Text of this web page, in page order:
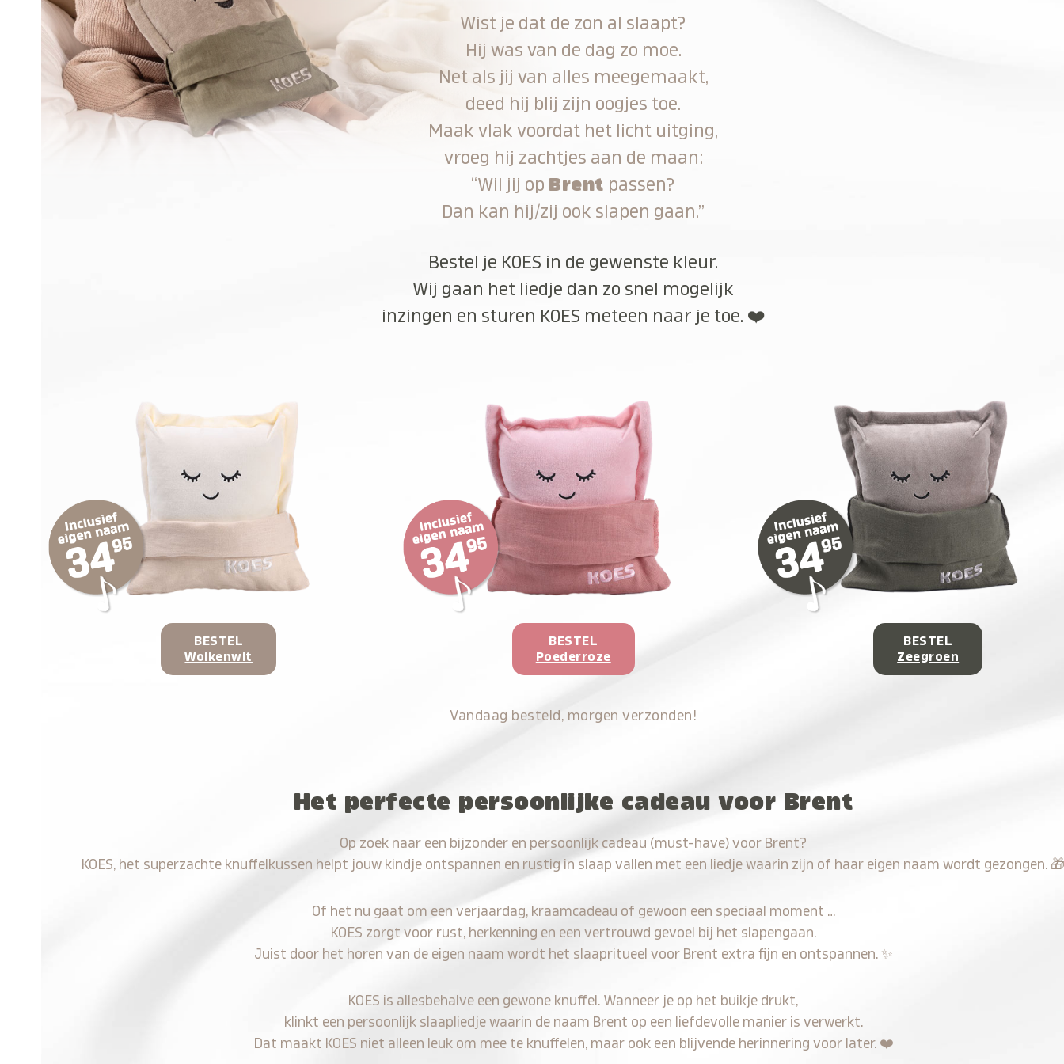
Wist je dat de zon al slaapt?
Hij was van de dag zo moe.
Net als jij van alles meegemaakt,
deed hij blij zijn oogjes toe.
Maak vlak voordat het licht uitging,
vroeg hij zachtjes aan de maan:
“Wil jij op Brent passen?
Dan kan hij/zij ook slapen gaan.”
Bestel je KOES in de gewenste kleur.
Wij gaan het liedje dan zo snel mogelijk
inzingen en sturen KOES meteen naar je toe. ❤️
BESTEL
Wolkenwit
BESTEL
Poederroze
BESTEL
Zeegroen
Vandaag besteld, morgen verzonden!
Het perfecte persoonlijke cadeau voor Brent
Op zoek naar een bijzonder en persoonlijk cadeau (must-have) voor Brent?
KOES, het superzachte knuffelkussen helpt jouw kindje ontspannen en rustig in slaap vallen met een liedje waarin zijn of haar eigen naam wordt gezongen.
Of het nu gaat om een verjaardag, kraamcadeau of gewoon een speciaal moment …
KOES zorgt voor rust, herkenning en een vertrouwd gevoel bij het slapengaan.
Juist door het horen van de eigen naam wordt het slaapritueel voor Brent extra fijn en ontspannen. ✨
KOES is allesbehalve een gewone knuffel. Wanneer je op het buikje drukt,
klinkt een persoonlijk slaapliedje waarin de naam Brent op een liefdevolle manier is verwerkt.
Dat maakt KOES niet alleen leuk om mee te knuffelen, maar ook een blijvende herinnering voor later. ❤️